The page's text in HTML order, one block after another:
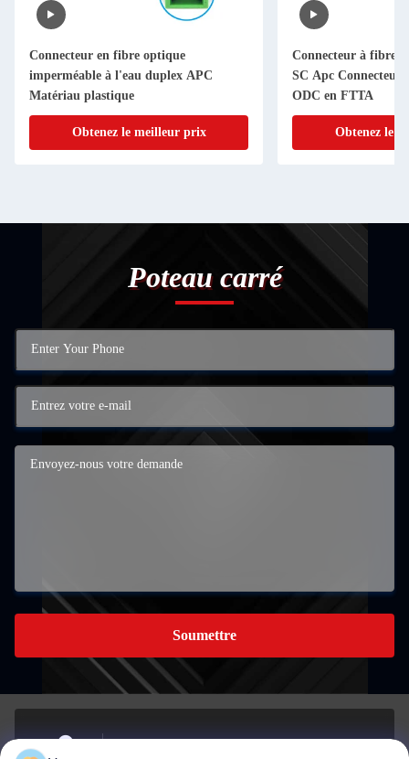
Connecteur en fibre optique
imperméable à l'eau duplex APC
Matériau plastique
Obtenez le meilleur prix
Connecteur à fibre
SC Apc Connecteur
ODC en FTTA
Obtenez le
Poteau carré
Soumettre